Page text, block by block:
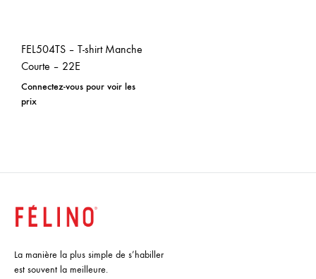
FEL504TS – T-shirt Manche
Courte – 22E
Connectez-vous pour voir les
prix
La manière la plus simple de s’habiller
est souvent la meilleure.